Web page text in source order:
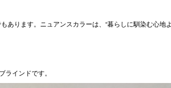
あります。ニュアンスカラーは、“暮らしに馴染む心地よ
ラインドです。